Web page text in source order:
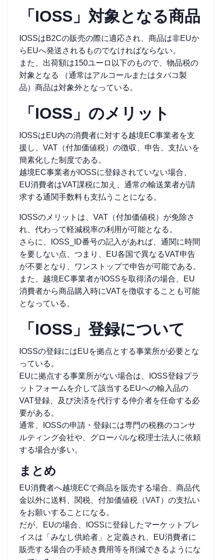
「IOSS」対象となる商品
IOSSはB2Cの販売の際に適応され、商品は非EUか
らEUへ発送されるものでなければならない。
また、出荷額は150ユーロ以下のもので、物品税の
対象となる （通常はアルコールまたはタバコ製
品）商品は対象外となっている。
「IOSS」のメリット
IOSSはEU内の消費者に対する越境EC事業者を支
援し、VAT（付加価値税）の徴収、申告、支払いを
簡素化した制度である。
越境EC事業者がIOSSに登録されていない場合、
EU消費者はVAT課税に加え、通常の輸送業者が請
求する通関手数料も支払うことになる。
IOSSのメリットは、VAT（付加価値税）が免除さ
れ、代わって軽減税率の利用が可能となる。
さらに、IOSS_ID番号の記入があれば、通関に時間
を要しない点、つまり、EU各国で異なるVAT申告
が不要となり、ワンストップで申告が可能である。
また、越境EC事業者がIOSSを取得済の場合、EU
消費者から商品購入時にVATを徴収することも可能
となっている。
「IOSS」登録について
IOSSの登録にはEUを拠点とする事業所が必要とな
っている。
EUに拠点する事業所がない場合は、IOSS登録プラ
ットフォームを介して該当するEUへの輸入品の
VAT登録、及び決済を代行する仲介者を任命する必
要がある。
通常、IOSSの申請・登録には専門の税務のコンサ
ルティング会社や、グローバルな税理士法人に依頼
する場合が多い。
まとめ
EU消費者へ越境ECで商品を販売する場合、商品代
金以外に送料、関税、付加価値税（VAT）の支払い
をお願いすることになる。
だが、EUの場合、IOSSに登録したマーケットプレ
イスは「みなし供給者」と定義され、EU消費者に
販売する場合の手続き費用等を削減できるようにな